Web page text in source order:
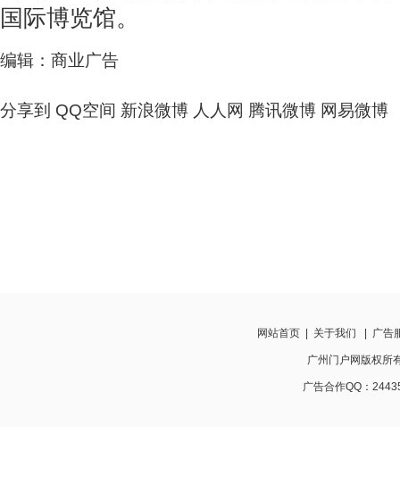
国际博览馆。
编辑：商业广告
分享到 QQ空间 新浪微博 人人网 腾讯微博 网易微博
网站首页 关于我们 广告
广州门户网版权
广告合作QQ：